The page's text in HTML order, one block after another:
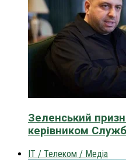
Зеленський
керівником
IT / Телеком / Медіа